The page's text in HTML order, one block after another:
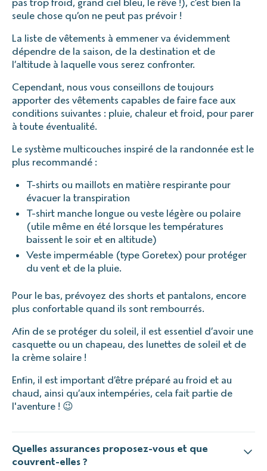
seule chose qu’on ne peut pas prévoir !
La liste de vêtements à emmener va évidemment
dépendre de la saison, de la destination et de
l’altitude à laquelle vous serez confronter.
Cependant, nous vous conseillons de toujours
apporter des vêtements capables de faire face aux
conditions suivantes : pluie, chaleur et froid, pour parer
à toute éventualité.
Le système multicouches inspiré de la randonnée est le
plus recommandé :
T-shirts ou maillots en matière respirante pour
évacuer la transpiration
T-shirt manche longue ou veste légère ou polaire
(utile même en été lorsque les températures
baissent le soir et en altitude)
Veste imperméable (type Goretex) pour protéger
du vent et de la pluie.
Pour le bas, prévoyez des shorts et pantalons, encore
plus confortable quand ils sont rembourrés.
Afin de se protéger du soleil, il est essentiel d’avoir une
casquette ou un chapeau, des lunettes de soleil et de
la crème solaire !
Enfin, il est important d’être préparé au froid et au
chaud, ainsi qu’aux intempéries, cela fait partie de
l'aventure ! 😉
Quelles assurances proposez-vous et que
couvrent-elles ?